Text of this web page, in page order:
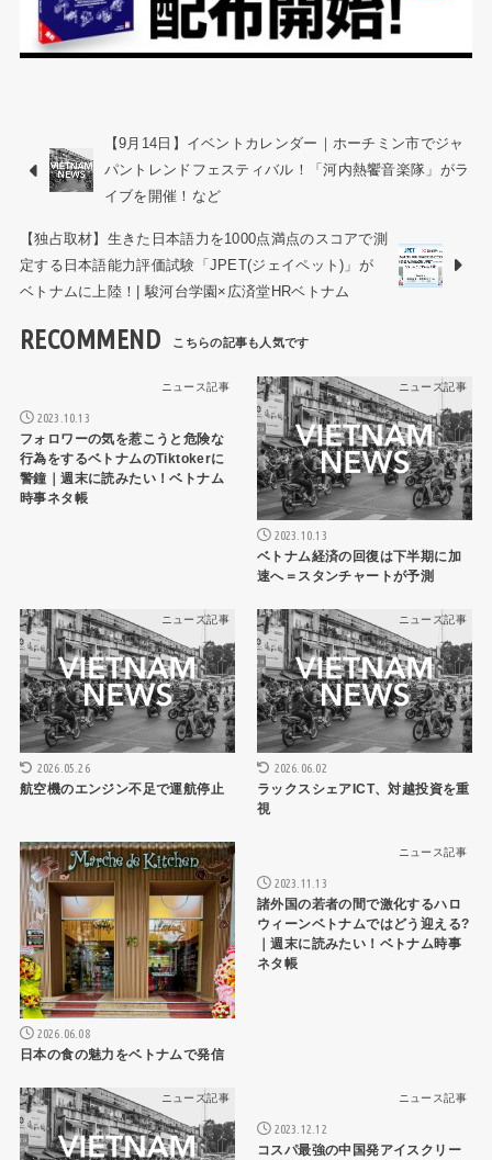
【9月14日】イベントカレンダー｜ホーチミン市でジャ
パントレンドフェスティバル！「河内熱饗音楽隊」がラ
イブを開催！など
【独占取材】生きた日本語力を1000点満点のスコアで測
定する日本語能力評価試験「JPET(ジェイペット)」が
ベトナムに上陸！| 駿河台学園×広済堂HRベトナム
RECOMMEND
ニュース記事
2023.10.13
フォロワーの気を惹こうと危険な
行為をするベトナムのTiktokerに
警鐘｜週末に読みたい！ベトナム
時事ネタ帳
ニュース記事
2023.10.13
ベトナム経済の回復は下半期に加
速へ＝スタンチャートが予測
ニュース記事
2026.05.26
航空機のエンジン不足で運航停止
ニュース記事
2026.06.02
ラックスシェアICT、対越投資を重
視
ニュース記事
2026.06.08
日本の食の魅力をベトナムで発信
ニュース記事
2023.11.13
諸外国の若者の間で激化するハロ
ウィーンベトナムではどう迎える?
｜週末に読みたい！ベトナム時事
ネタ帳
ニュース記事 ニュース記事
2023.12.12
コスパ最強の中国発アイスクリー